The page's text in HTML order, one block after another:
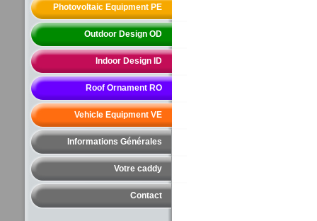
Photovoltaic Equipment PE
Outdoor Design OD
Indoor Design ID
Roof Ornament RO
Vehicle Equipment VE
Informations Générales
Votre caddy
Contact